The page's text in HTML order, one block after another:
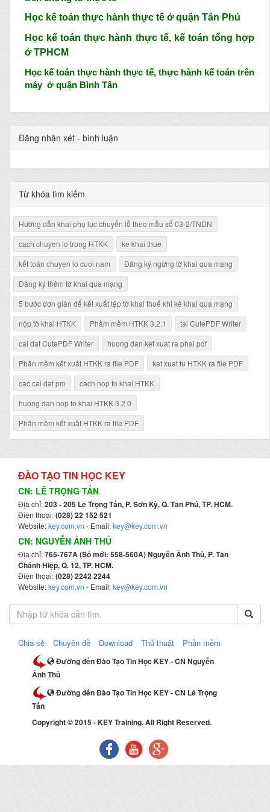
Học kế toán thực hành thực tế ở quận Tân Phú
Học kế toán thực hành thực tế, kế toán tổng hợp
ở TPHCM
Học kế toán thực hành thực tế, thực hành kế toán trên
máy ở quận Bình Tân
Đăng nhận xét - bình luận
Từ khóa tìm kiếm
Hường dẫn khai phụ lục chuyển lỗ theo mẫu số 03-2/TNDN
cach chuyen lo trong HTKK
ke khai thue
kết toán chuyen lo cuoi nam
Đăng ký ngừng tờ khai qua mạng
Đăng ký thêm tờ khai qua mạng
5 bước đơn giản để kết xuất tệp tờ khai thuế khi kê khai qua mạng
nộp tờ khai HTKK
Phầm mềm HTKK 3.2.1
tai CutePDF Writer
cai dat CutePDF Writer
huong dan ket xuat ra phai pdf
Phần mềm kết xuất HTKK ra file PDF
ket xuat tu HTKK ra file PDF
cac cai dat pm
cach nop to khai HTKK
huong dan nop to khai HTKK 3.2.0
Phần mềm kết xuất HTKK ra file PDF
ĐÀO TẠO TIN HỌC KEY
CN: LÊ TRỌNG TẤN
Địa chỉ:203 - 205 Lê Trọng Tấn, P. Sơn Kỳ, Q. Tân Phú, TP. HCM.
Điện thoại:(028) 22 152 521
Website:key.com.vn - Email:key@key.com.vn
CN: NGUYỄN ẢNH THỦ
Địa chỉ:765-767A (Số mới: 558-560A) Nguyễn Ảnh Thủ, P. Tân
Chánh Hiệp, Q. 12, TP. HCM.
Điện thoại:(028) 2242 2244
Website:key.com.vn - Email:key@key.com.vn
Chia sẻ Chuyên đề Download Thủ thuật Phần mềm
Đường đến Đào Tạo Tin Học KEY - CN Nguyễn
Ảnh Thủ
Đường đến Đào Tạo Tin Học KEY - CN Lê Trọng
Tấn
Copyright © 2015 - KEY Training. All Right Reserved.